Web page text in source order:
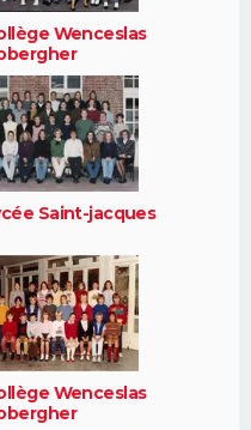
Wenceslas
Saint-jacques
Wenceslas